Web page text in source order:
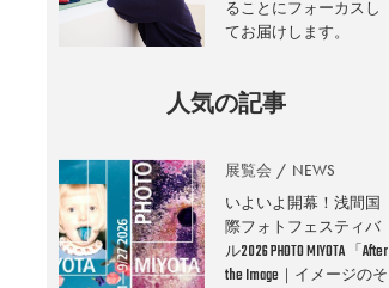
ることにフォーカスし
てお届けします。
人気の記事
展覧会 NEWS
いよいよ開幕！浅間国
際フォトフェスティバ
ル2026 PHOTO MIYOTA 「After
the Image｜イメージのそ